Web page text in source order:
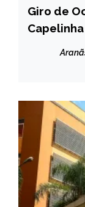
CAPELINHA
MINAS
Giro de